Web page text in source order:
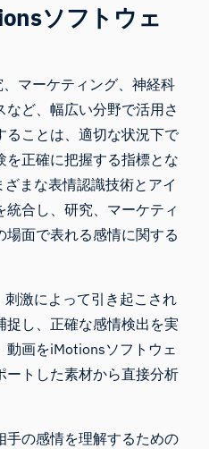
ソフトウェ
マーケティング、神経科
ど、幅広い分野で活用さ
ることは、適切な状況下で
正確に把握する指標とな
まな表情認識技術とアイ
統合し、研究、マーケティ
場面で表れる感情に関する
刺激によって引き起こされ
捉し、正確な感情検出を実
動画をiMotionsソフトウェ
ートした素材から直接分析
手の感情を理解するための